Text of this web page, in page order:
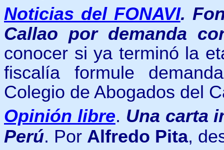
Noticias del FONAVI.
Callao por demanda
conocer si ya terminó la
fiscalía formule
Colegio de Abogados del
Opinión libre. Una carta
Perú. Por Alfredo Pita,